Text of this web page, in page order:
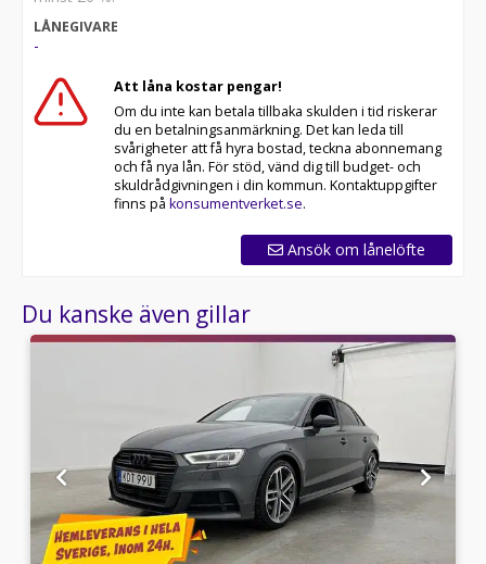
Med korta lagertider försvinner våra bilar snabbt! Ring
oss idag för att reservera din bil: 035-240 06 00. Vi
erbjuder även skräddarsydd finansiering och 14 dagars
fri försäkring från Folksam.
Se hur vi genomför våra tester här:
Telefontider:
Utrustning/Tillbehör:
klimatanläggning,Parkeringssensorer bak,Fjärrstyrt
centrallås,Start-/
LÅNEGIVARE
-
Att låna kostar pengar!
Om du inte kan betala tillbaka skulden i tid riskerar
du en betalningsanmärkning. Det kan leda till
svårigheter att få hyra bostad, teckna abonnemang
och få nya lån. För stöd, vänd dig till budget- och
skuldrådgivningen i din kommun. Kontaktuppgifter
finns på konsumentverket.se.
Ansök om lånelöfte
Du kanske även gillar